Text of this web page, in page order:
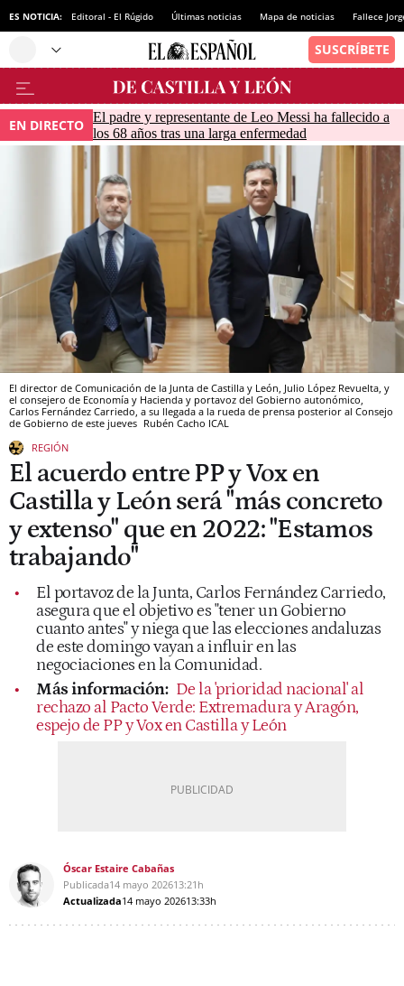
ES NOTICIA: Editoral - El Rúgido Últimas noticias Mapa de noticias Fallece
EN DIRECTO El padre y representante de Leo Messi ha fallecido a
los 68 años tras una larga enfermedad
El director de Comunicación de la Junta de Castilla y León, Julio López Revuelta, y
el consejero de Economía y Hacienda y portavoz del Gobierno autonómico,
Carlos Fernández Carriedo, a su llegada a la rueda de prensa posterior al Consejo
de Gobierno de este jueves Rubén Cacho ICAL
REGIÓN
El acuerdo entre PP y Vox en
Castilla y León será "más concreto
y extenso" que en 2022: "Estamos
trabajando"
El portavoz de la Junta, Carlos Fernández Carriedo,
asegura que el objetivo es "tener un Gobierno
cuanto antes" y niega que las elecciones andaluzas
de este domingo vayan a influir en las
negociaciones en la Comunidad.
Más información: De la 'prioridad nacional' al
rechazo al Pacto Verde: Extremadura y Aragón,
espejo de PP y Vox en Castilla y León
Óscar Estaire Cabañas
Publicada14 mayo 202613:21h
Actualizada14 mayo 202613:33h